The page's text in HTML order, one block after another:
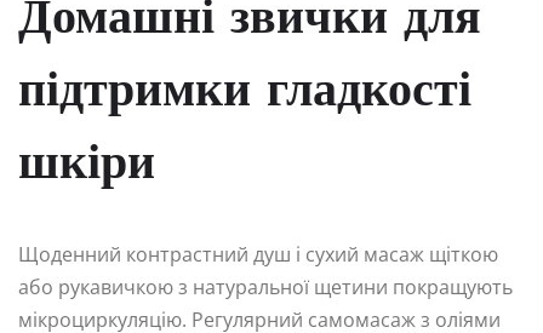
Домашні звички для
підтримки гладкості
шкіри
Щоденний контрастний душ і сухий масаж щіткою
або рукавичкою з натуральної щетини покращують
мікроциркуляцію. Регулярний самомасаж з оліями